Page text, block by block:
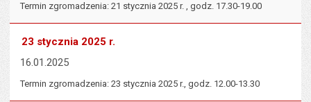
Termin zgromadzenia: 21 stycznia 2025 r. , godz. 17.30-19.00
23 stycznia 2025 r.
16.01.2025
Termin zgromadzenia: 23 stycznia 2025 r., godz. 12.00-13.30